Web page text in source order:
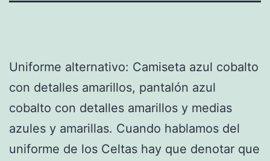
Uniforme alternativo: Camiseta azul cobalto
con detalles amarillos, pantalón azul
cobalto con detalles amarillos y medias
azules y amarillas. Cuando hablamos del
uniforme de los Celtas hay que denotar que